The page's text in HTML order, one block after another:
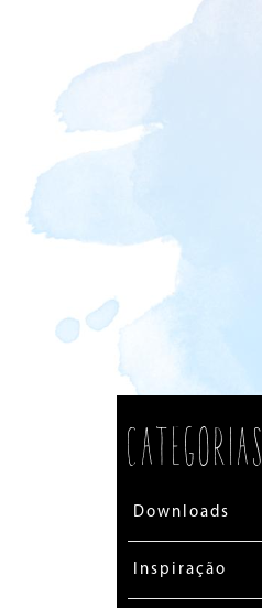
Categorias
Downloads
Inspiração